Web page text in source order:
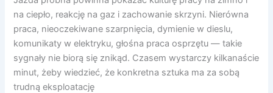
na ciepło, reakcję na gaz i zachowanie skrzyni. Nierówna
praca, nieoczekiwane szarpnięcia, dymienie w dieslu,
komunikaty w elektryku, głośna praca osprzętu — takie
sygnały nie biorą się znikąd. Czasem wystarczy kilkanaście
minut, żeby wiedzieć, że konkretna sztuka ma za sobą
trudną eksploatację